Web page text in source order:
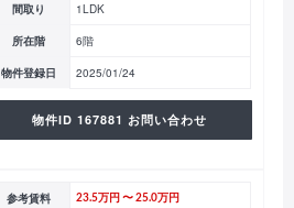
間取り 1LDK
所在階 6階
物件登録日 2025/01/24
物件ID 167881 お問い合わせ
参考賃料 23.5万円 〜 25.0万円